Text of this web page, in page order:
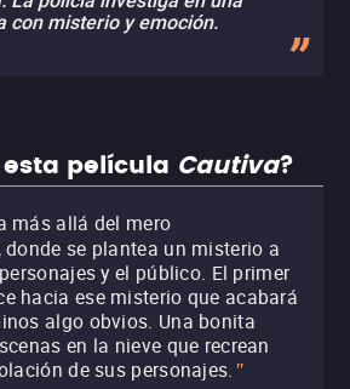
con misterio y emoción.
película Cautiva?
más allá del mero
se plantea un misterio a
y el público. El primer
hacia ese misterio que acabará
algo obvios. Una bonita
en la nieve que recrean
de sus personajes. "